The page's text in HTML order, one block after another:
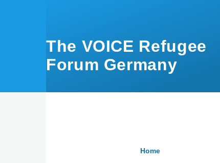
The VOICE Refugee
Forum Germany
Home